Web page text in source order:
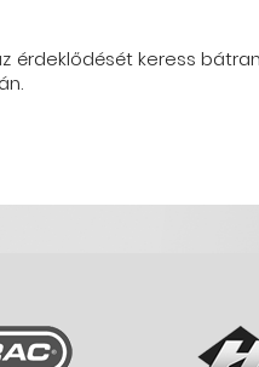
érdeklődését keress